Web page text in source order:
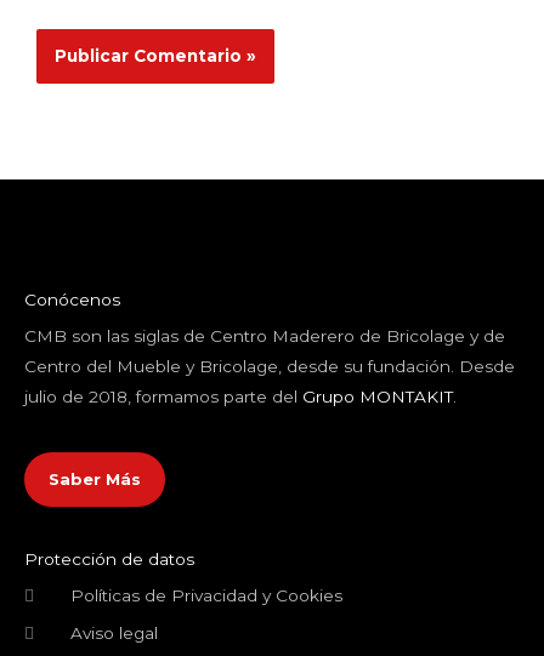
Conócenos
CMB son las siglas de Centro Maderero de Bricolage y de
Centro del Mueble y Bricolage, desde su fundación. Desde
julio de 2018, formamos parte del Grupo MONTAKIT.
Saber Más
Protección de datos
Políticas de Privacidad y Cookies
Aviso legal